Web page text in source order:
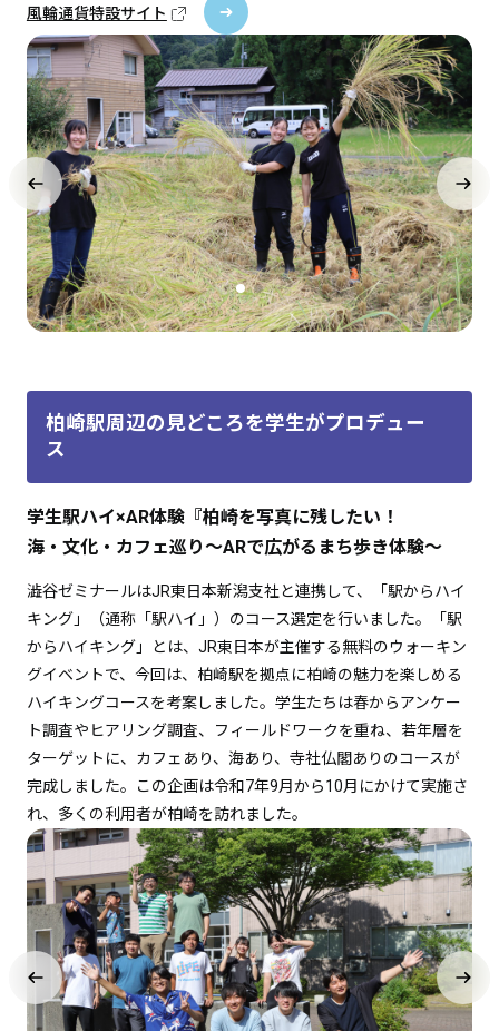
風輪通貨特設サイト
柏崎駅周辺の見どころを学生がプロデュー
ス
学生駅ハイ×AR体験『柏崎を写真に残したい！
海・文化・カフェ巡り～ARで広がるまち歩き体験～
澁谷ゼミナールはJR東日本新潟支社と連携して、「駅からハイ
キング」（通称「駅ハイ」）のコース選定を行いました。「駅
からハイキング」とは、JR東日本が主催する無料のウォーキン
グイベントで、今回は、柏崎駅を拠点に柏崎の魅力を楽しめる
ハイキングコースを考案しました。学生たちは春からアンケー
ト調査やヒアリング調査、フィールドワークを重ね、若年層を
ターゲットに、カフェあり、海あり、寺社仏閣ありのコースが
完成しました。この企画は令和7年9月から10月にかけて実施さ
れ、多くの利用者が柏崎を訪れました。